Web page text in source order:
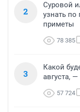
2
Суровой
узнать по
приметы
78 385
3
Какой
августа,
57 724